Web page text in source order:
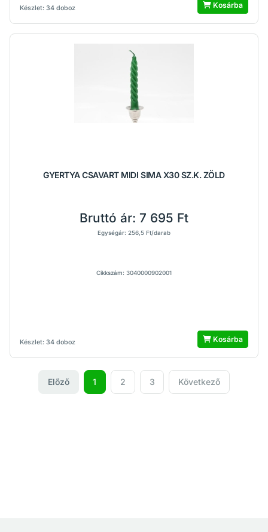
Készlet: 34 doboz Kosárba
GYERTYA CSAVART MIDI SIMA X30 SZ.K. ZÖLD
Készlet: 34 doboz
Bruttó ár: 7 695 Ft
Egységár: 256,5 Ft/darab
Cikkszám: 3040000902001
Kosárba
Előző 1 2 3 Következő